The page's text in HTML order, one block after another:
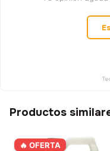
Productos
🔥 OFERTA